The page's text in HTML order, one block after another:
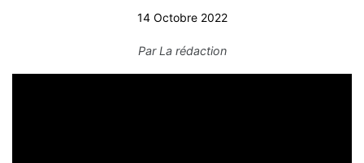
14 Octobre 2022
ParLa rédaction